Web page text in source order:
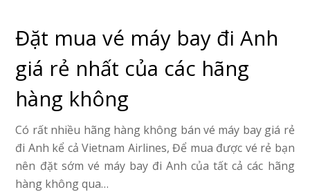
Đặt mua vé máy bay đi Anh
giá rẻ nhất của các hãng
hàng không
Có rất nhiều hãng hàng không bán vé máy bay giá rẻ
đi Anh kể cả Vietnam Airlines, Để mua được vé rẻ bạn
nên đặt sớm vé máy bay đi Anh của tất cả các hãng
hàng không qua…